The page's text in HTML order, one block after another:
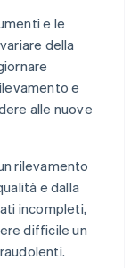
e le
della
e
alle nuove
rilevamento
e dalla
incompleti,
difficile un